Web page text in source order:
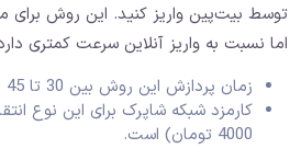
توسط بیت‌پین واریز کنید. این روش برای
اما نسبت به واریز آنلاین سرعت کمتری
زمان پردازش این روش بین 30 تا 45 دقیقه متغیر است.
4000 تومان) است.